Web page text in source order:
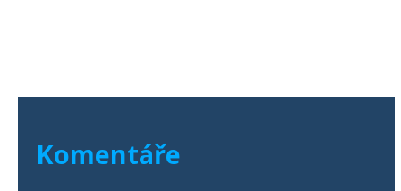
Komentáře